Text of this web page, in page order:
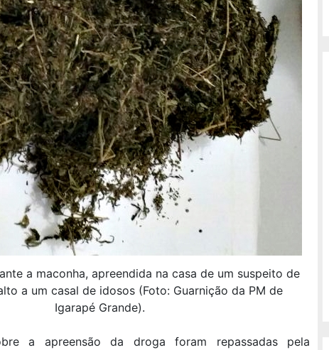
a maconha, apreendida na casa de um suspeito de
a um casal de idosos (Foto: Guarnição da PM de
Igarapé Grande).
a apreensão da droga foram repassadas pela